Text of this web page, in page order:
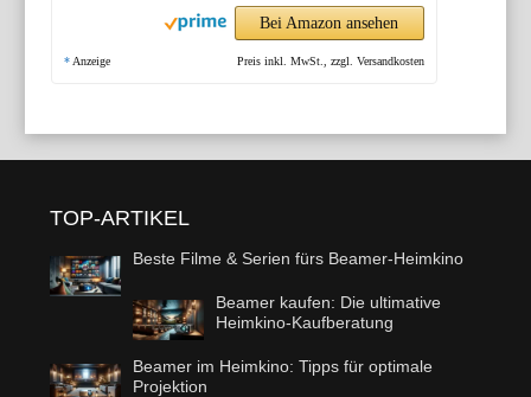
Bei Amazon ansehen
* Anzeige Preis inkl. MwSt., zzgl. Versandkosten
TOP-ARTIKEL
Beste Filme & Serien fürs Beamer-Heimkino
Beamer kaufen: Die ultimative
Heimkino-Kaufberatung
Beamer im Heimkino: Tipps für optimale
Projektion